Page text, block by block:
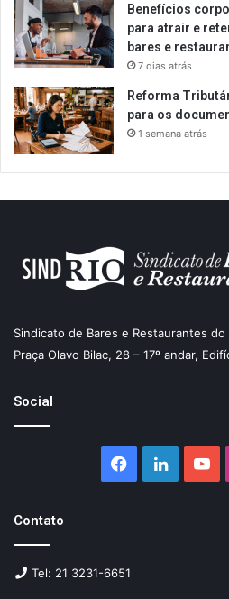
Benefícios
para atrair e
bares e
7 dias atrás
Reforma
para os
1 semana atrás
Sindicato de Bares e Restaurantes
Praça Olavo Bilac, 28 – 17º andar,
Social
Facebook
Linkedin
Contato
Tel: 21 3231-6651